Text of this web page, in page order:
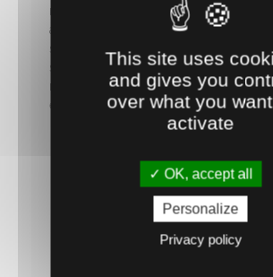
n'est pas du tout adapté pour des
adultes, lourds. Pour des individus
semaines max mais pas plus. Ensuite
se plient très facilement, les points de
ne tiennent pas, etc. Bref, pas adapté à
élevage.
Nous sommes désolés de ce
nous vendons une centaine de
par année depuis 2013 et jusqu'à
nous n'avions pas rencontré de
Nous allons vérifier les mangeoires
This site uses
and gives you
over what you
activate
OK, accept all
Personalize
Privacy policy